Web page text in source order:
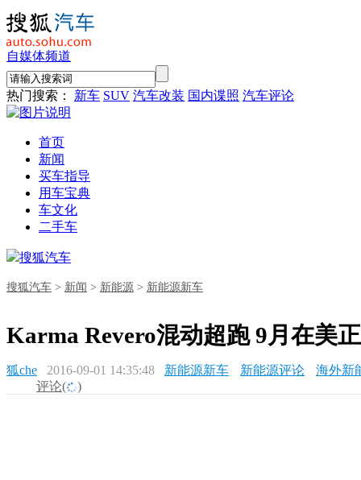
自媒体频道
热门搜索： 新车 SUV 汽车改装 国内谍照 汽车评论
首页
新闻
买车指导
用车宝典
车文化
二手车
搜狐汽车
搜狐汽车 > 新闻 > 新能源 > 新能源新车
Karma Revero混动超跑 9月在美
狐che 2016-09-01 14:35:48 新能源新车 新能源评论
海外新
评论(
)